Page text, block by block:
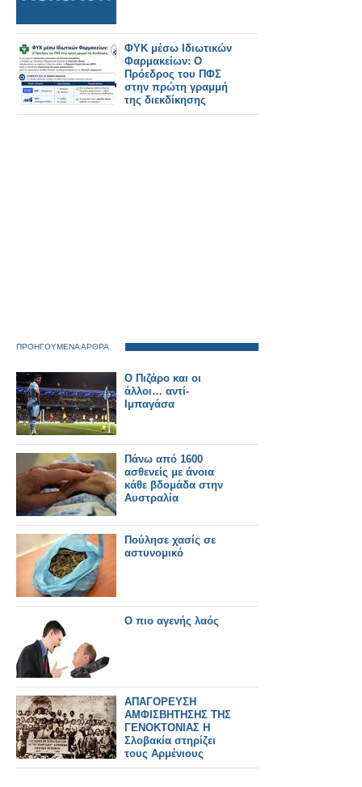
ΦΥΚ μέσω Ιδιωτικών
Φαρμακείων: Ο
Πρόεδρος του ΠΦΣ
στην πρώτη γραμμή
της διεκδίκησης
ΠΡΟΗΓΟΥΜΕΝΑ ΑΡΘΡΑ
Ο Πιζάρο και οι
άλλοι… αντί-
Ιμπαγάσα
Πάνω από 1600
ασθενείς με άνοια
κάθε βδομάδα στην
Αυστραλία
Πούλησε χασίς σε
αστυνομικό
Ο πιο αγενής λαός
ΑΠΑΓΟΡΕΥΣΗ
ΑΜΦΙΣΒΗΤΗΣΗΣ ΤΗΣ
ΓΕΝΟΚΤΟΝΙΑΣ Η
Σλοβακία στηρίζει
τους Αρμένιους